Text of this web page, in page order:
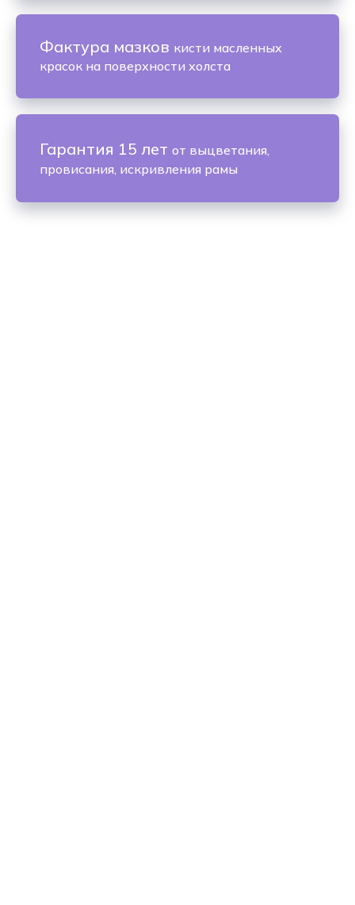
Фактура мазков кисти масленных
красок на поверхности холста
Гарантия 15 лет от выцветания,
провисания, искривления рамы